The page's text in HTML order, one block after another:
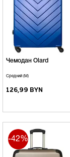
Чемодан Olard
Средний (M)
126,99 BYN
-42%